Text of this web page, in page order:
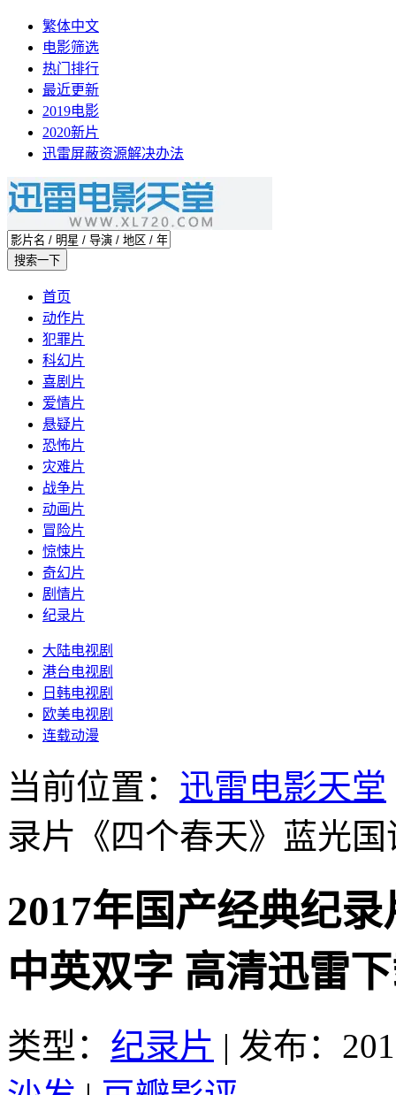
繁体中文
电影筛选
热门排行
最近更新
2019电影
2020新片
迅雷屏蔽资源解决办法
首页
动作片
犯罪片
科幻片
喜剧片
爱情片
悬疑片
恐怖片
灾难片
战争片
动画片
冒险片
惊悚片
奇幻片
剧情片
纪录片
大陆电视剧
港台电视剧
日韩电视剧
欧美电视剧
连载动漫
当前位置： 迅雷电影天堂
录片《四个春天》蓝光
2017年国产经典纪
中英双字 高清迅雷
类型： 纪录片 | 发布：